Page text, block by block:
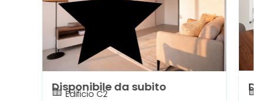
Disponibile da subito
Edificio C2